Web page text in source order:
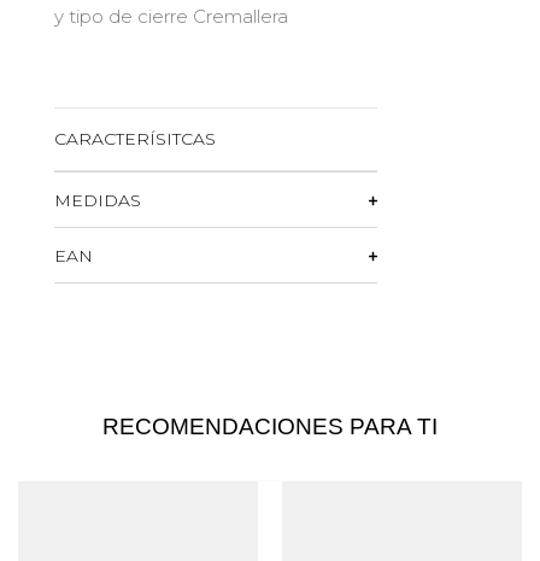
y tipo de cierre Cremallera
CARACTERÍSITCAS
MEDIDAS
EAN
RECOMENDACIONES PARA TI